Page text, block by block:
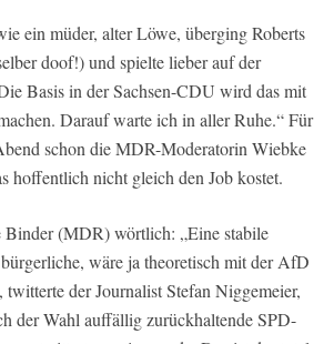
ein müder, alter Löwe, überging Roberts
doof!) und spielte lieber auf der
Basis in der Sachsen-CDU wird das mit
Darauf warte ich in aller Ruhe.“ Für
schon die MDR-Moderatorin Wiebke
hoffentlich nicht gleich den Job kostet.
Binder (MDR) wörtlich: „Eine stabile
wäre ja theoretisch mit der AfD
der Journalist Stefan Niggemeier,
der Wahl auffällig zurückhaltende SPD-